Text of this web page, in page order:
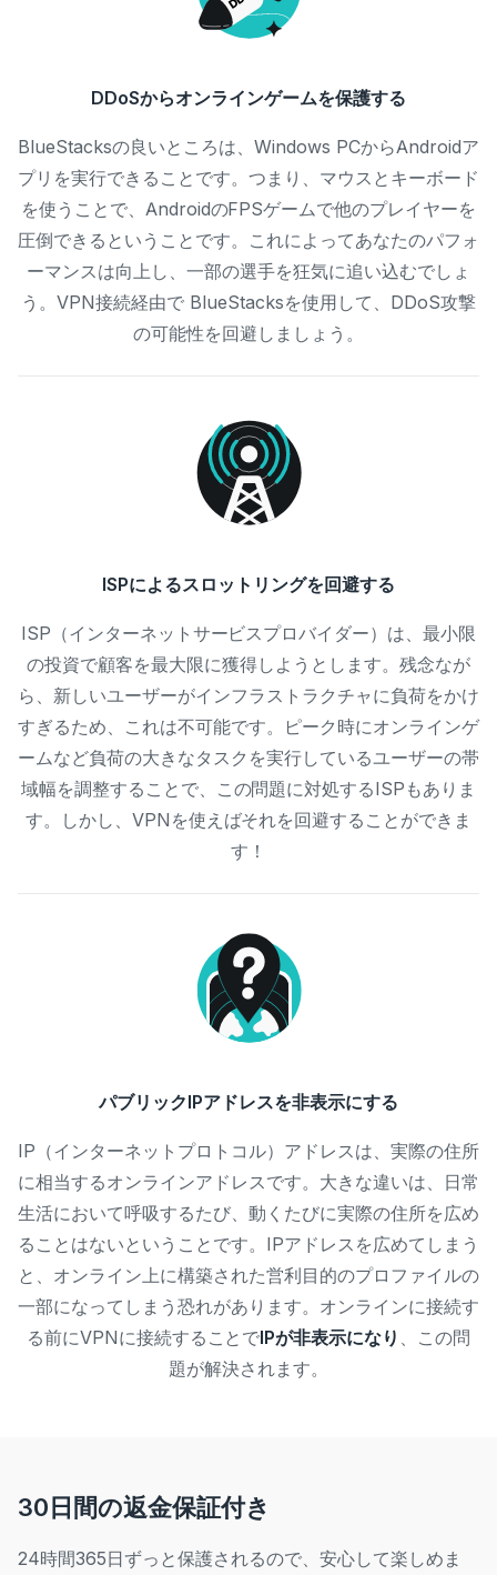
DDoSからオンラインゲームを保護する
BlueStacksの良いところは、Windows PCからAndroidア
プリを実行できることです。つまり、マウスとキーボード
を使うことで、AndroidのFPSゲームで他のプレイヤーを
圧倒できるということです。これによってあなたのパフォ
ーマンスは向上し、一部の選手を狂気に追い込むでしょ
う。VPN接続経由で BlueStacksを使用して、DDoS攻撃
の可能性を回避しましょう。
ISPによるスロットリングを回避する
ISP（インターネットサービスプロバイダー）は、最小限
の投資で顧客を最大限に獲得しようとします。残念なが
ら、新しいユーザーがインフラストラクチャに負荷をかけ
すぎるため、これは不可能です。ピーク時にオンラインゲ
ームなど負荷の大きなタスクを実行しているユーザーの帯
域幅を調整することで、この問題に対処するISPもありま
す。しかし、VPNを使えばそれを回避することができま
す！
パブリックIPアドレスを非表示にする
IP（インターネットプロトコル）アドレスは、実際の住所
に相当するオンラインアドレスです。大きな違いは、日常
生活において呼吸するたび、動くたびに実際の住所を広め
ることはないということです。IPアドレスを広めてしまう
と、オンライン上に構築された営利目的のプロファイルの
一部になってしまう恐れがあります。オンラインに接続す
る前にVPNに接続することでIPが非表示になり 、この問
題が解決されます。
30日間の返金保証付き
24時間365日ずっと保護されるので、安心して楽しめま